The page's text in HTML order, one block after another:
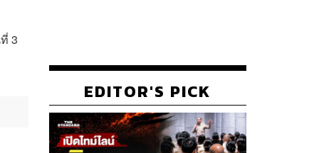
3
EDITOR'S PICK